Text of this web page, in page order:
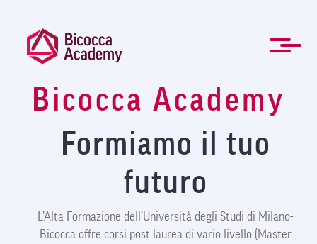
Home
Chi Siamo
La Mission
Organi
Modulistica
Contatti
Agevolazioni
Master e Corsi di perfezionamento
Formazione manageriale e professionale
News
FAQ
Per le Aziende
Newsletter
ENG
Bicocca Academy
Formiamo il tuo
futuro
L’Alta Formazione dell’Università degli Studi di Milano-
Bicocca offre corsi post laurea di vario livello (Master